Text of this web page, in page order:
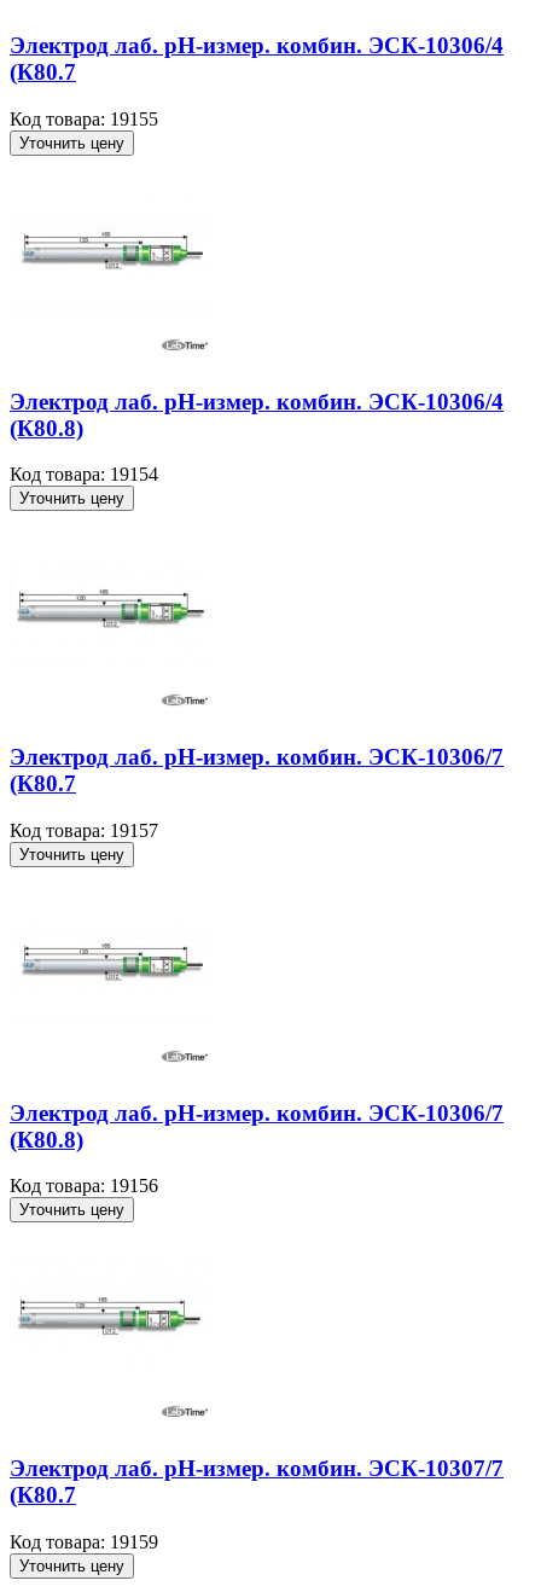
Электрод лаб. рН-измер. комбин. ЭСК-10306/4
(К80.7
Код товара: 19155
Уточнить цену
Электрод лаб. рН-измер. комбин. ЭСК-10306/4
(К80.8)
Код товара: 19154
Уточнить цену
Электрод лаб. рН-измер. комбин. ЭСК-10306/7
(К80.7
Код товара: 19157
Уточнить цену
Электрод лаб. рН-измер. комбин. ЭСК-10306/7
(К80.8)
Код товара: 19156
Уточнить цену
Электрод лаб. рН-измер. комбин. ЭСК-10307/7
(К80.7
Код товара: 19159
Уточнить цену